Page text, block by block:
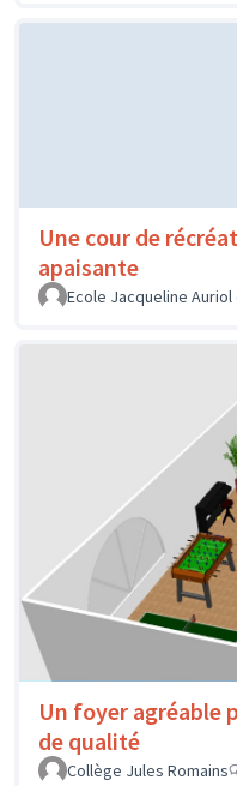
Une cour de
apaisante
Ecole Jacqueline
Un foyer agréable
de qualité
Collège Jules Romains